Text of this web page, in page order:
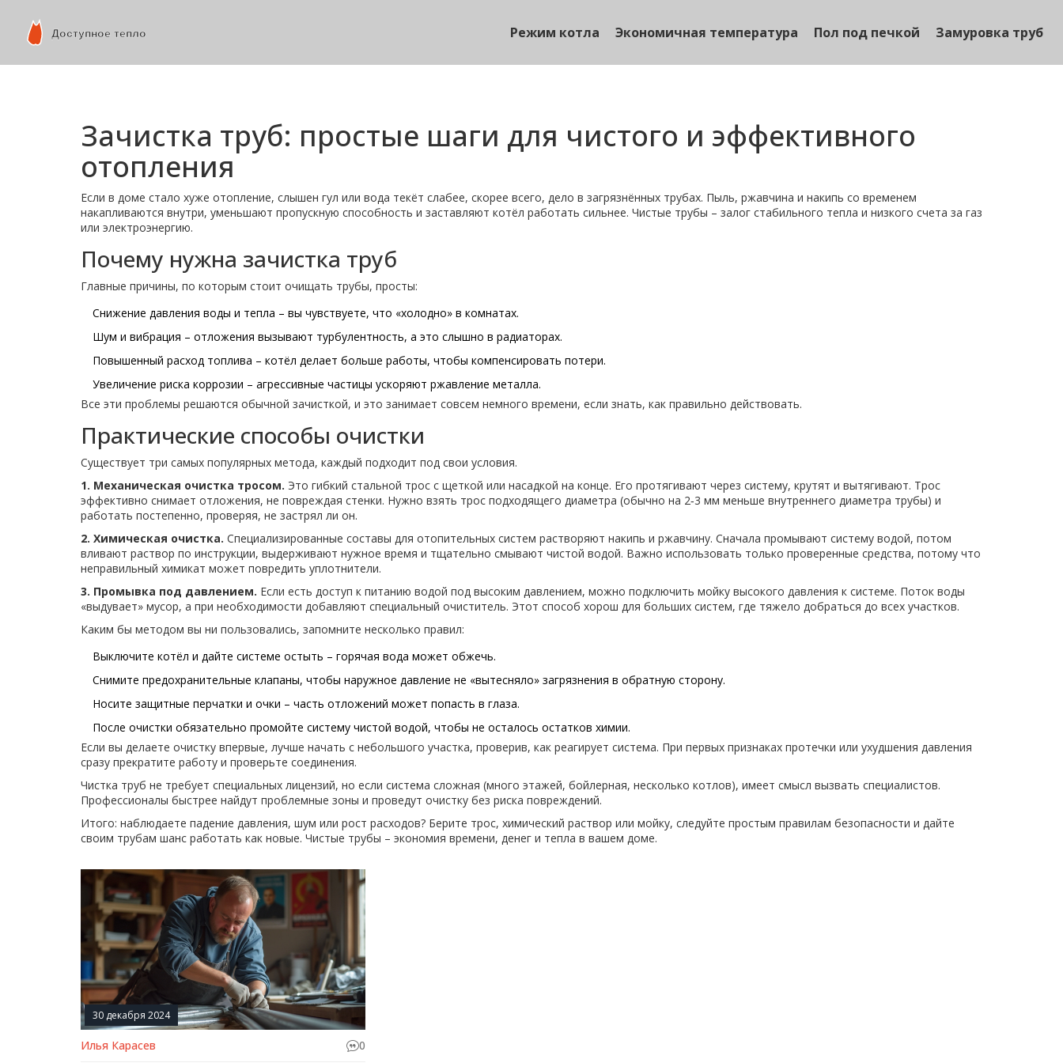
Режим котла Экономичная температура Пол под печкой Замуровка труб
Зачистка труб: простые шаги для чистого и эффективного
отопления
Если в доме стало хуже отопление, слышен гул или вода текёт слабее, скорее всего, дело в загрязнённых трубах. Пыль, ржавчина и накипь со временем
накапливаются внутри, уменьшают пропускную способность и заставляют котёл работать сильнее. Чистые трубы – залог стабильного тепла и низкого счета за газ
или электроэнергию.
Почему нужна зачистка труб
Главные причины, по которым стоит очищать трубы, просты:
Снижение давления воды и тепла – вы чувствуете, что «холодно» в комнатах.
Шум и вибрация – отложения вызывают турбулентность, а это слышно в радиаторах.
Повышенный расход топлива – котёл делает больше работы, чтобы компенсировать потери.
Увеличение риска коррозии – агрессивные частицы ускоряют ржавление металла.
Все эти проблемы решаются обычной зачисткой, и это занимает совсем немного времени, если знать, как правильно действовать.
Практические способы очистки
Существует три самых популярных метода, каждый подходит под свои условия.
1. Механическая очистка тросом. Это гибкий стальной трос с щеткой или насадкой на конце. Его протягивают через систему, крутят и вытягивают. Трос
эффективно снимает отложения, не повреждая стенки. Нужно взять трос подходящего диаметра (обычно на 2‑3 мм меньше внутреннего диаметра трубы) и
работать постепенно, проверяя, не застрял ли он.
2. Химическая очистка. Специализированные составы для отопительных систем растворяют накипь и ржавчину. Сначала промывают систему водой, потом
вливают раствор по инструкции, выдерживают нужное время и тщательно смывают чистой водой. Важно использовать только проверенные средства, потому что
неправильный химикат может повредить уплотнители.
3. Промывка под давлением. Если есть доступ к питанию водой под высоким давлением, можно подключить мойку высокого давления к системе. Поток воды
«выдувает» мусор, а при необходимости добавляют специальный очиститель. Этот способ хорош для больших систем, где тяжело добраться до всех участков.
Каким бы методом вы ни пользовались, запомните несколько правил:
Выключите котёл и дайте системе остыть – горячая вода может обжечь.
Снимите предохранительные клапаны, чтобы наружное давление не «вытесняло» загрязнения в обратную сторону.
Носите защитные перчатки и очки – часть отложений может попасть в глаза.
После очистки обязательно промойте систему чистой водой, чтобы не осталось остатков химии.
Если вы делаете очистку впервые, лучше начать с небольшого участка, проверив, как реагирует система. При первых признаках протечки или ухудшения давления
сразу прекратите работу и проверьте соединения.
Чистка труб не требует специальных лицензий, но если система сложная (много этажей, бойлерная, несколько котлов), имеет смысл вызвать специалистов.
Профессионалы быстрее найдут проблемные зоны и проведут очистку без риска повреждений.
Итого: наблюдаете падение давления, шум или рост расходов? Берите трос, химический раствор или мойку, следуйте простым правилам безопасности и дайте
своим трубам шанс работать как новые. Чистые трубы – экономия времени, денег и тепла в вашем доме.
30 декабря 2024
Илья Карасев 0